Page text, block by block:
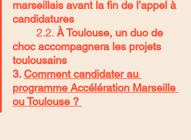
marseillais avant la fin de l’appel à
candidatures
	2.2.
À Toulouse, un duo de
choc accompagnera les projets
toulousains
3. Comment candidater au
programme Accélération Marseille
ou Toulouse ?